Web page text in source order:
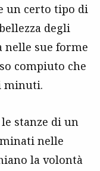
un certo tipo di
degli
nelle sue forme
compiuto che
minuti.
stanze di un
nelle
la volontà